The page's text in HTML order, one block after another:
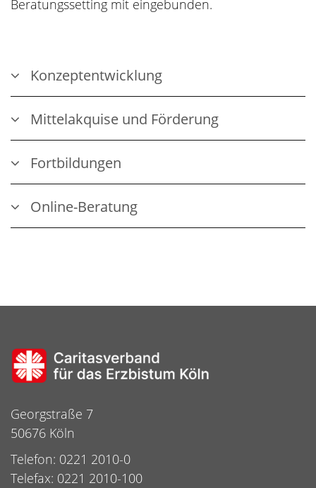
Beratungssetting mit eingebunden.
Konzeptentwicklung
Mittelakquise und Förderung
Fortbildungen
Online-Beratung
Georgstraße 7
50676 Köln
Telefon: 0221 2010-0
Telefax: 0221 2010-100